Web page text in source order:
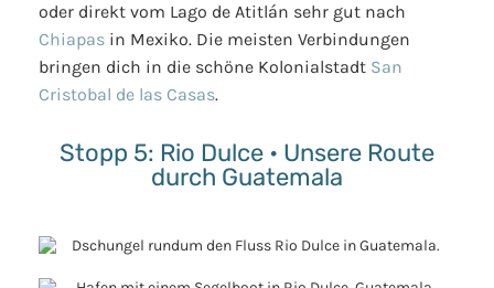
oder direkt vom Lago de Atitlán sehr gut nach
Chiapas in Mexiko. Die meisten Verbindungen
bringen dich in die schöne Kolonialstadt San
Cristobal de las Casas.
Stopp 5: Rio Dulce • Unsere Route
durch Guatemala